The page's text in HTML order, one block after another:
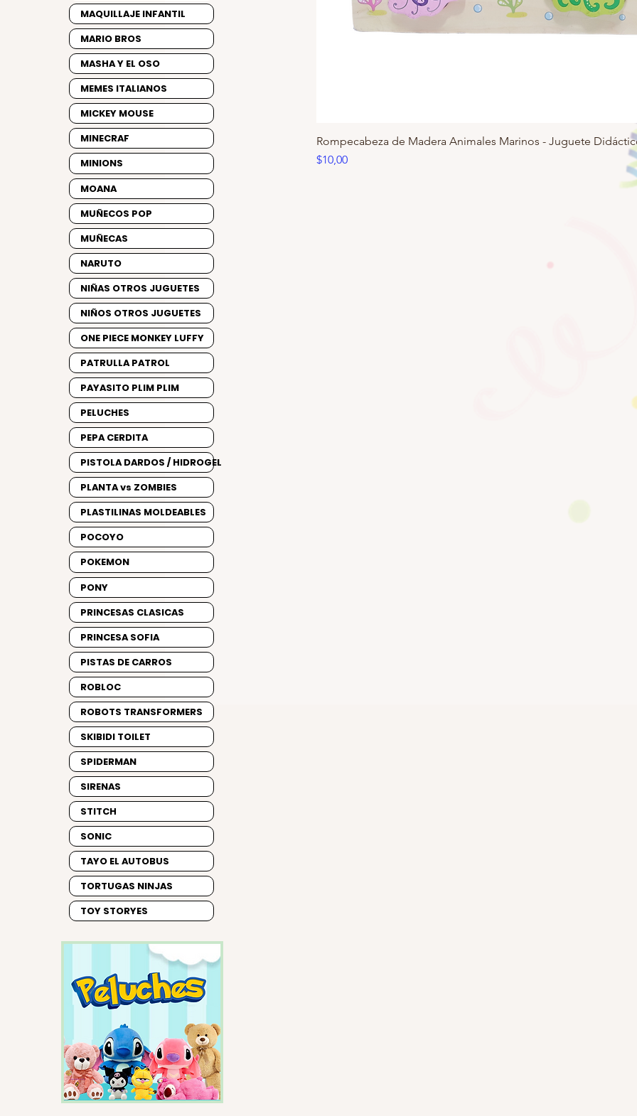
Rompecabeza de Madera Animales Marinos - Juguete
Precio
$10,00
MAQUILLAJE INFANTIL
MARIO BROS
MASHA Y EL OSO
MEMES ITALIANOS
MICKEY MOUSE
MINECRAF
MINIONS
MOANA
MUÑECOS POP
MUÑECAS
NARUTO
NIÑAS OTROS JUGUETES
NIÑOS OTROS JUGUETES
ONE PIECE MONKEY LUFFY
PATRULLA PATROL
PAYASITO PLIM PLIM
PELUCHES
PEPA CERDITA
PISTOLA DARDOS / HIDROGEL
PLANTA vs ZOMBIES
PLASTILINAS MOLDEABLES
POCOYO
POKEMON
PONY
PRINCESAS CLASICAS
PRINCESA SOFIA
PISTAS DE CARROS
ROBLOC
ROBOTS TRANSFORMERS
SKIBIDI TOILET
SPIDERMAN
SIRENAS
STITCH
SONIC
TAYO EL AUTOBUS
TORTUGAS NINJAS
TOY STORYES